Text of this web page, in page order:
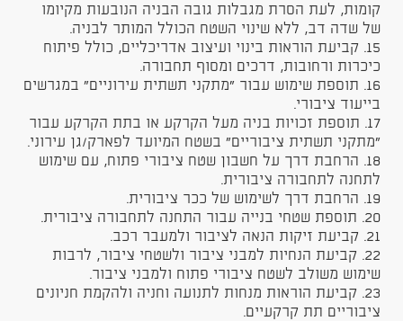
קומות, לעת הסרת מגבלות גובה הבניה הנובעות מקיומו
של שדה דב, ללא שינוי השטח הכולל המותר לבניה.
15. קביעת הוראות בינוי ועיצוב אדריכליים, כולל פיתוח
כיכרות ורחובות, דרכים ומסוף תחבורה.
16. תוספת שימוש עבור "מתקני תשתית עירוניים" במגרשים
בייעוד ציבורי.
17. תוספת זכויות בניה מעל הקרקע או בתת הקרקע עבור
"מתקני תשתית ציבוריים" בשטח המיועד לפארק/גן עירוני.
18. הרחבת דרך על חשבון שטח ציבורי פתוח, עם שימוש
לתחנה לתחבורה ציבורית.
19. הרחבת דרך לשימוש של ככר ציבורית.
20. תוספת שטחי בנייה עבור התחנה לתחבורה ציבורית.
21. קביעת זיקות הנאה לציבור ולמעבר רכב.
22. קביעת הנחיות למבני ציבור ולשטחי ציבור, לרבות
שימוש משולב לשטח ציבורי פתוח ולמבני ציבור.
23. קביעת הוראות מנחות לתנועה וחניה ולהקמת חניונים
ציבוריים תת קרקעיים.